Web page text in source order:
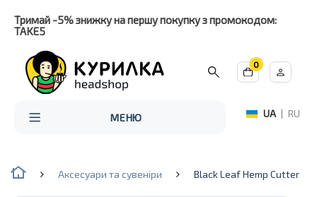
Тримай -5% знижку на першу покупку з промокодом:
TAKE5
0
МЕНЮ UA | RU
Аксесуари та сувеніри Black Leaf Hemp Cutter